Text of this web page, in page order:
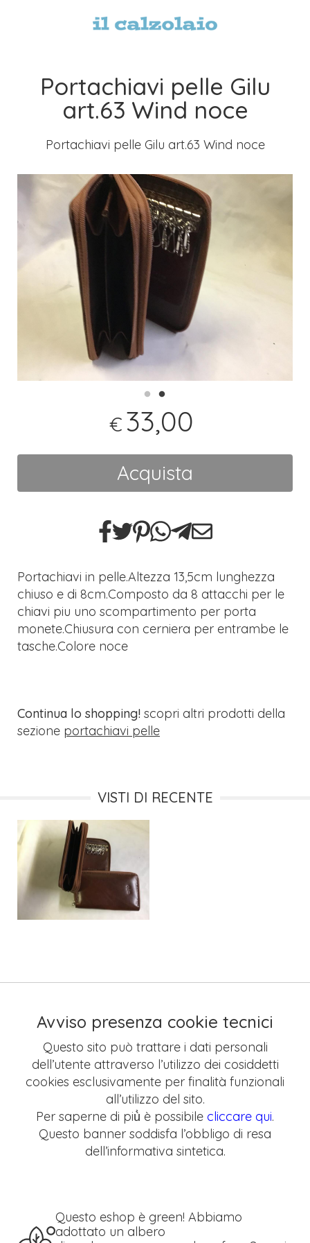
Portachiavi pelle Gilu
art.63 Wind noce
Portachiavi pelle Gilu art.63 Wind noce
€ 33,00
Acquista
Portachiavi in pelle.Altezza 13,5cm lunghezza
chiuso e di 8cm.Composto da 8 attacchi per le
chiavi piu uno scompartimento per porta
monete.Chiusura con cerniera per entrambe le
tasche.Colore noce
Continua lo shopping! scopri altri prodotti della
sezione portachiavi pelle
VISTI DI RECENTE
Avviso presenza cookie tecnici
Questo sito può trattare i dati personali
dell’utente attraverso l’utilizzo dei cosiddetti
cookies esclusivamente per finalità funzionali
all’utilizzo del sito.
Per saperne di più̀ è possibile cliccare qui.
Questo banner soddisfa l’obbligo di resa
dell’informativa sintetica.
Questo eshop è green! Abbiamo
adottato un albero